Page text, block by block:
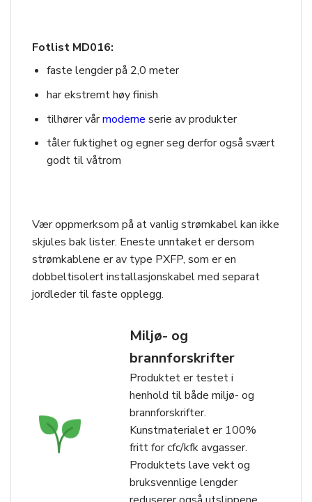
Fotlist MD016:
faste lengder på 2,0 meter
har ekstremt høy finish
tilhører vårmoderne serie av produkter
tåler fuktighet og egner seg derfor også svært
godt til våtrom
Vær oppmerksom på at vanlig strømkabel kan ikke
skjules bak lister. Eneste unntaket er dersom
strømkablene er av type PXFP, som er en
dobbeltisolert installasjonskabel med separat
jordleder til faste opplegg.
Miljø- og
brannforskrifter
Produktet er testet i
henhold til både miljø- og
brannforskrifter.
Kunstmaterialet er 100%
fritt for cfc/kfk avgasser.
Produktets lave vekt og
bruksvennlige lengder